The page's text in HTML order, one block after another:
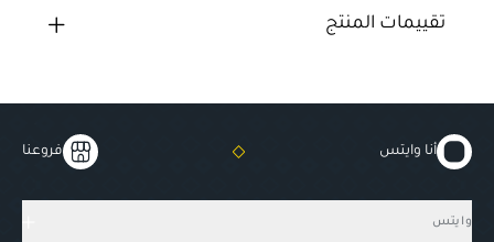
تقييمات المنتج
أنا وايتس فروعنا
وايتس